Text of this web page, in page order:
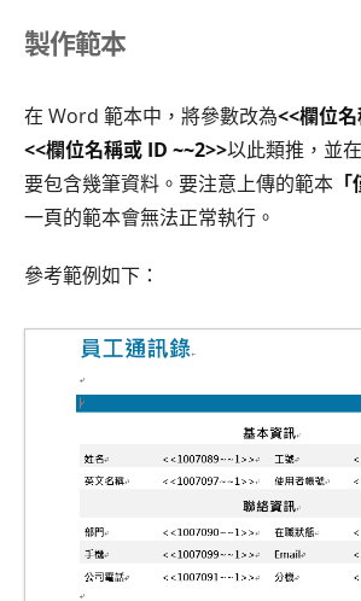
製作範本
在 Word 範本中，將參數改為<<欄位
<<欄位名稱或 ID ~~2>>以此類推，並
要包含幾筆資料。要注意上傳的範本
一頁的範本會無法正常執行。
參考範例如下：